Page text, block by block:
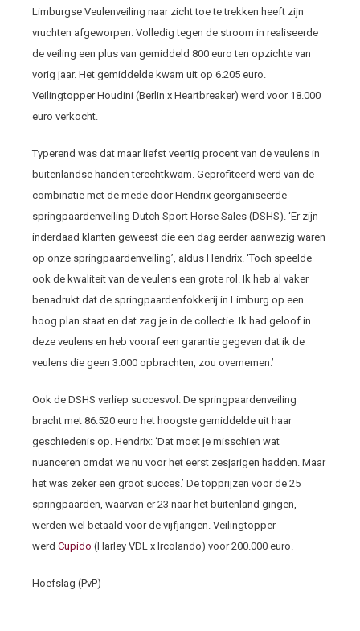
Limburgse Veulenveiling naar zicht toe te trekken heeft zijn
vruchten afgeworpen. Volledig tegen de stroom in realiseerde
de veiling een plus van gemiddeld 800 euro ten opzichte van
vorig jaar. Het gemiddelde kwam uit op 6.205 euro.
Veilingtopper Houdini (Berlin x Heartbreaker) werd voor 18.000
euro verkocht.
Typerend was dat maar liefst veertig procent van de veulens in
buitenlandse handen terechtkwam. Geprofiteerd werd van de
combinatie met de mede door Hendrix georganiseerde
springpaardenveiling Dutch Sport Horse Sales (DSHS). ‘Er zijn
inderdaad klanten geweest die een dag eerder aanwezig waren
op onze springpaardenveiling’, aldus Hendrix. ‘Toch speelde
ook de kwaliteit van de veulens een grote rol. Ik heb al vaker
benadrukt dat de springpaardenfokkerij in Limburg op een
hoog plan staat en dat zag je in de collectie. Ik had geloof in
deze veulens en heb vooraf een garantie gegeven dat ik de
veulens die geen 3.000 opbrachten, zou overnemen.’
Ook de DSHS verliep succesvol. De springpaardenveiling
bracht met 86.520 euro het hoogste gemiddelde uit haar
geschiedenis op. Hendrix: ‘Dat moet je misschien wat
nuanceren omdat we nu voor het eerst zesjarigen hadden. Maar
het was zeker een groot succes.’ De topprijzen voor de 25
springpaarden, waarvan er 23 naar het buitenland gingen,
werden wel betaald voor de vijfjarigen. Veilingtopper
werd Cupido (Harley VDL x Ircolando) voor 200.000 euro.
Hoefslag (PvP)